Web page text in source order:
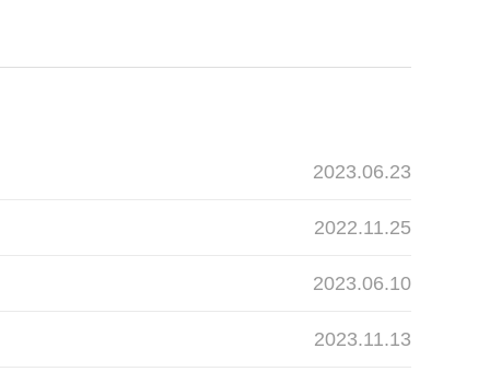
2023.06.23
2022.11.25
2023.06.10
2023.11.13